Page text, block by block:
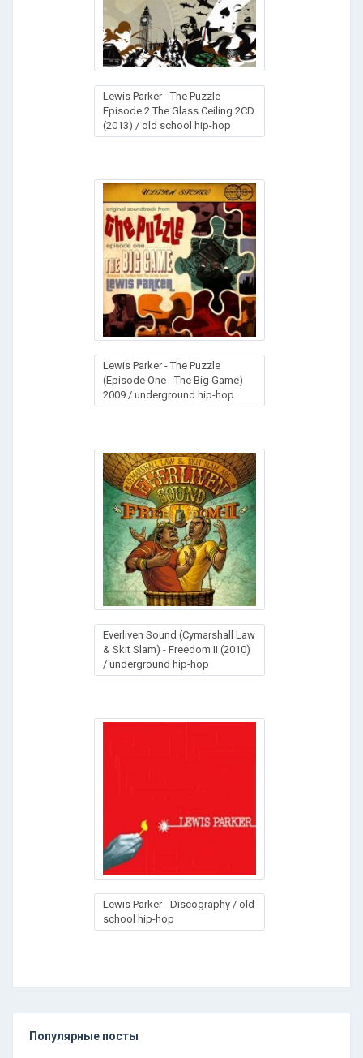
Lewis Parker - The Puzzle
Episode 2 The Glass Ceiling 2CD
(2013) / old school hip-hop
Lewis Parker - The Puzzle
(Episode One - The Big Game)
2009 / underground hip-hop
Everliven Sound (Cymarshall Law
& Skit Slam) - Freedom II (2010)
/ underground hip-hop
Lewis Parker - Discography / old
school hip-hop
Популярные посты